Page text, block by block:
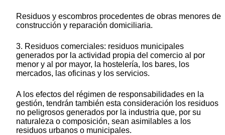
Residuos y escombros procedentes de obras menores de
construcción y reparación domiciliaria.
3. Residuos comerciales: residuos municipales
generados por la actividad propia del comercio al por
menor y al por mayor, la hostelería, los bares, los
mercados, las oficinas y los servicios.
A los efectos del régimen de responsabilidades en la
gestión, tendrán también esta consideración los residuos
no peligrosos generados por la industria que, por su
naturaleza o composición, sean asimilables a los
residuos urbanos o municipales.